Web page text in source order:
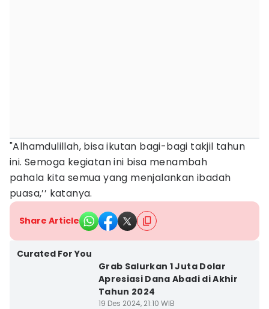
"Alhamdulillah, bisa ikutan bagi-bagi takjil tahun
ini. Semoga kegiatan ini bisa menambah
pahala kita semua yang menjalankan ibadah
puasa,’’ katanya.
Share Article
Curated For You
Grab Salurkan 1 Juta Dolar
Apresiasi Dana Abadi di Akhir
Tahun 2024
19 Des 2024, 21:10 WIB